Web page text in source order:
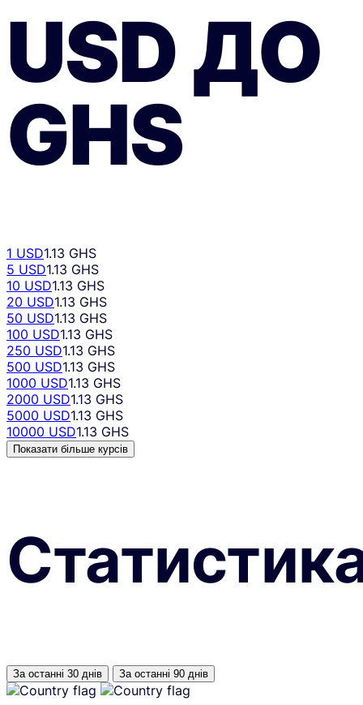
USDДО
GHS
1 USD1.13 GHS
5 USD1.13 GHS
10 USD1.13 GHS
20 USD1.13 GHS
50 USD1.13 GHS
100 USD1.13 GHS
250 USD1.13 GHS
500 USD1.13 GHS
1000 USD1.13 GHS
2000 USD1.13 GHS
5000 USD1.13 GHS
10000 USD1.13 GHS
Показати більше курсів
За останні 30 днів За останні 90 днів